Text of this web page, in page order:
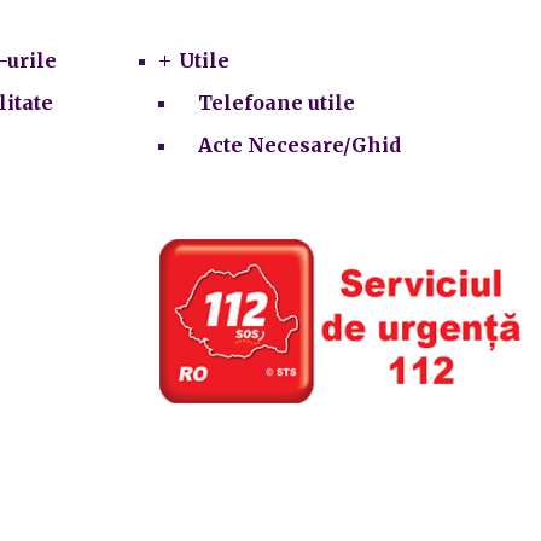
urile
Utile
Telefoane utile
Acte Necesare/Ghid